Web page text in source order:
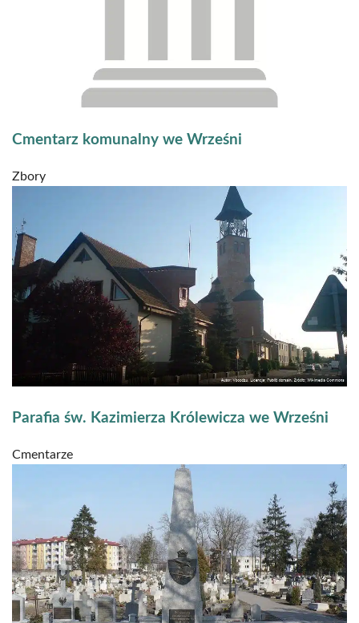
Cmentarz komunalny we Wrześni
Zbory
Parafia św. Kazimierza Królewicza we Wrześni
Cmentarze